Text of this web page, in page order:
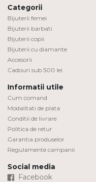
Categorii
Bijuterii femei
Bijuterii barbati
Bijuterii copii
Bijuterii cu diamante
Accesorii
Cadouri sub 500 lei
Informatii utile
Cum comand
Modalitati de plata
Conditii de livrare
Politica de retur
Garantia produselor
Regulamente campanii
Social media
Facebook